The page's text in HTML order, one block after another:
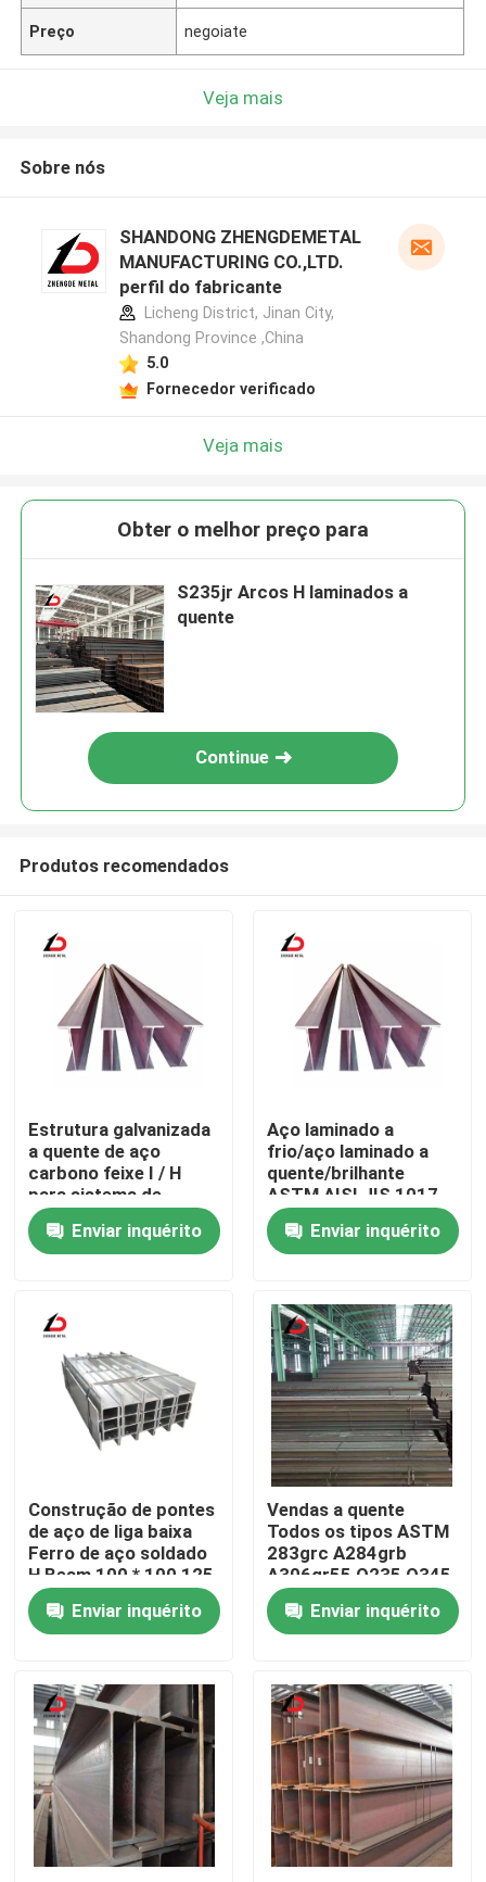
Para casa
Produtos
Vídeos
Sobre nós
Visita à fábrica
Controle de qualidade
Casos
Solicite um orçamento
Cobre de aço galvanizado
Preço negoiate
Veja mais
Sobre nós
SHANDONG ZHENGDEMETAL
MANUFACTURING CO.,LTD.
perfil do fabricante
Licheng District, Jinan City,
Shandong Province ,China
5.0
Fornecedor verificado
Veja mais
Obter o melhor preço para
S235jr Arcos H laminados a
quente
Continue
Produtos recomendados
Estrutura galvanizada
a quente de aço
carbono feixe I / H
para sistema de
montagem solar
estrutura
personalizada
Enviar inquérito
Aço laminado a
frio/aço laminado a
quente/brilhante
ASTM AISI JIS 1017
1020 1025 A992
/H/C/Z/U Profile
Steel/Carbon Steel
Enviar inquérito
Construção de pontes
de aço de liga baixa
Ferro de aço soldado
H Beam 100 * 100 125
* 125 Bar de ângulo de
canal de aço com
certificação RoHS
Enviar inquérito
Vendas a quente
Todos os tipos ASTM
283grc A284grb
A306gr55 Q235 Q345
Q355 Ferramenta de
vendas directas de
feixe H laminado a
Enviar inquérito